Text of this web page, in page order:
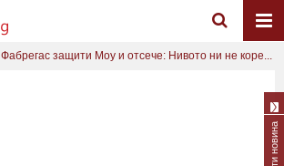
Фабрегас защити Моу и отсече: Нивото ни не коре...